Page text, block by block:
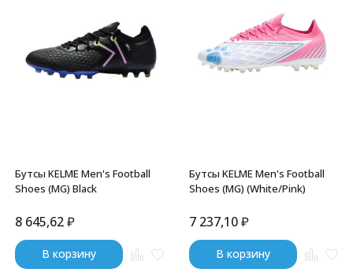
Бутсы KELME Men's Football
Shoes (MG) Black
8 645,62₽
В корзину
Бутсы KELME Men's Football
Shoes (MG) (White/Pink)
7 237,10₽
В корзину